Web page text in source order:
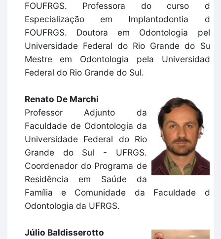
FOUFRGS. Professora do curso de
Especialização em Implantodontia da
FOUFRGS. Doutora em Odontologia pela
Universidade Federal do Rio Grande do Sul.
Mestre em Odontologia pela Universidade
Federal do Rio Grande do Sul.
Renato De Marchi
Professor Adjunto da
Faculdade de Odontologia da
Universidade Federal do Rio
Grande do Sul - UFRGS.
Coordenador do Programa de
Residência em Saúde da
Família e Comunidade da Faculdade de
Odontologia da UFRGS.
Júlio Baldisserotto